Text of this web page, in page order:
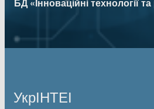
УкрІНТЕІ